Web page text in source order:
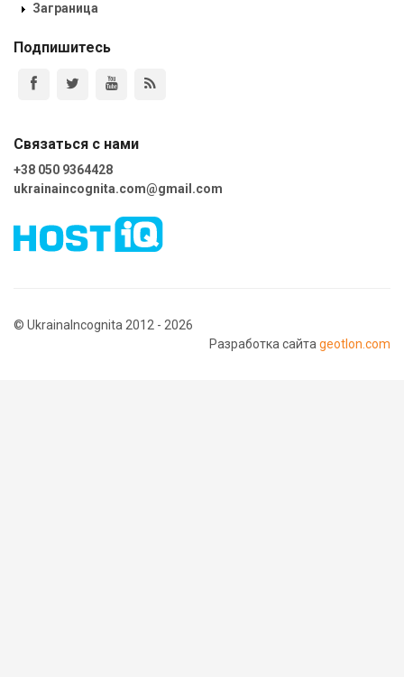
Заграница
Подпишитесь
Связаться с нами
+38 050 9364428
ukrainaincognita.com@gmail.com
© UkrainaIncognita 2012 - 2026
Разработка сайта geotlon.com